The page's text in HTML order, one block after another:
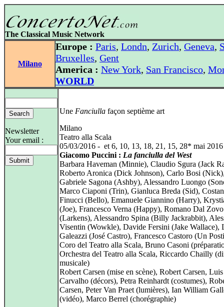
The Classical Music Network
Milano
Europe : Paris, Londn, Zurich, Geneva,
Bruxelles, Gent
America : New York, San Francisco,
WORLD
Newsletter
Your email :
Une Fanciulla façon septième art
Milano
Teatro alla Scala
05/03/2016 - et 6, 10, 13, 18, 21, 15, 28* mai 2016
Giacomo Puccini : La fanciulla del West
Barbara Haveman (Minnie), Claudio Sgura (Jack
Roberto Aronica (Dick Johnson), Carlo Bosi
Gabriele Sagona (Ashby), Alessandro Luongo
Marco Ciaponi (Trin), Gianluca Breda (Sid),
Finucci (Bello), Emanuele Giannino (Harry),
(Joe), Francesco Verna (Happy), Romano Dal Zovo
(Larkens), Alessandro Spina (Billy Jackrabbit),
Visentin (Wowkle), Davide Fersini (Jake Wallace),
Galeazzi (José Castro), Francesco Castoro (Un
Coro del Teatro alla Scala, Bruno Casoni
Orchestra del Teatro alla Scala, Riccardo Chailly
musicale)
Robert Carsen (mise en scène), Robert Carsen, Luis
Carvalho (décors), Petra Reinhardt (costumes),
Carsen, Peter Van Praet (lumières), Ian William
(vidéo), Marco Berrel (chorégraphie)